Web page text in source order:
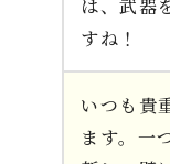
は、武器
すね！
いつも貴
ます。一